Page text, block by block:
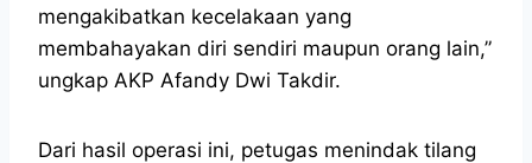
mengakibatkan kecelakaan yang
membahayakan diri sendiri maupun orang lain,”
ungkap AKP Afandy Dwi Takdir.
Dari hasil operasi ini, petugas menindak tilang